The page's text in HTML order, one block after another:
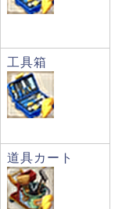
工具箱
道具カート